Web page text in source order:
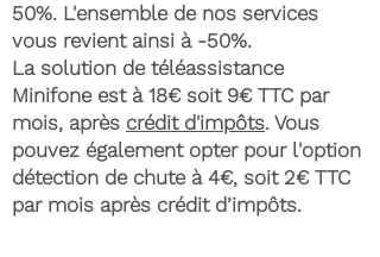
50%. L'ensemble de nos services
vous revient ainsi à -50%.
La solution de téléassistance
Minifone est à 18€ soit 9€ TTC par
mois, après crédit d'impôts. Vous
pouvez également opter pour l'option
détection de chute à 4€, soit 2€ TTC
par mois après crédit d’impôts.